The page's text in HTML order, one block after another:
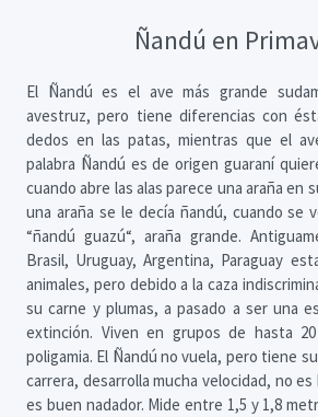
Ñandú en
El Ñandú es el ave más grande
avestruz, pero tiene diferencias con
dedos en las patas, mientras que el
palabra Ñandú es de origen guaraní
cuando abre las alas parece una araña en
una araña se le decía ñandú, cuando se
“ñandú guazú“, araña grande.
Brasil, Uruguay, Argentina, Paraguay
animales, pero debido a la caza
su carne y plumas, a pasado a ser una
extinción. Viven en grupos de hasta
poligamia. El Ñandú no vuela, pero tiene
carrera, desarrolla mucha velocidad, no
es buen nadador. Mide entre 1,5 y 1,8